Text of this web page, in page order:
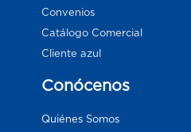
Convenios
Catálogo Comercial
Cliente azul
Conócenos
Quiénes Somos